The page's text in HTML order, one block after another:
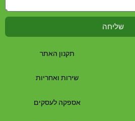
שליחה
תקנון האתר
שירות ואחריות
אספקה לעסקים